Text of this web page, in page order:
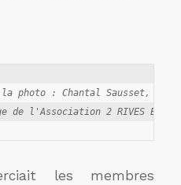
photo : Chantal Sausset,
les membres